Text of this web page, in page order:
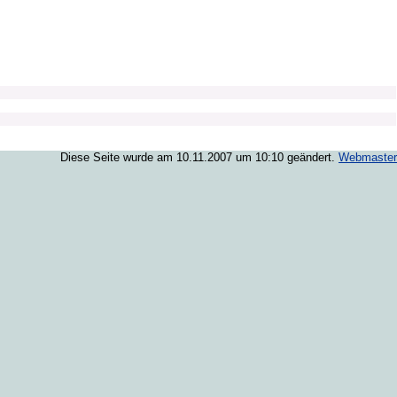
Diese Seite wurde am 10.11.2007 um 10:10 geändert. Webmaster